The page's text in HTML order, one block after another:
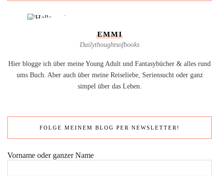
EMMI
Dailythoughtsofbooks
Hier blogge ich über meine Young Adult und Fantasybücher & alles rund
ums Buch. Aber auch über meine Reiseliebe, Seriensucht oder ganz
simpel über das Leben.
FOLGE MEINEM BLOG PER NEWSLETTER!
Vorname oder ganzer Name